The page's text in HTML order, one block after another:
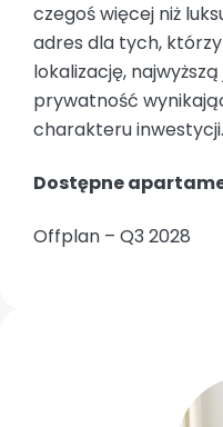
czegoś więcej niż
adres dla tych,
lokalizację,
prywatność
charakteru inwestycji.
Dostępne
Offplan – Q3 2028